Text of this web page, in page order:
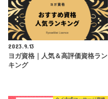
2023.9.13
ヨガ資格｜人気＆高評価資格ラン
キング